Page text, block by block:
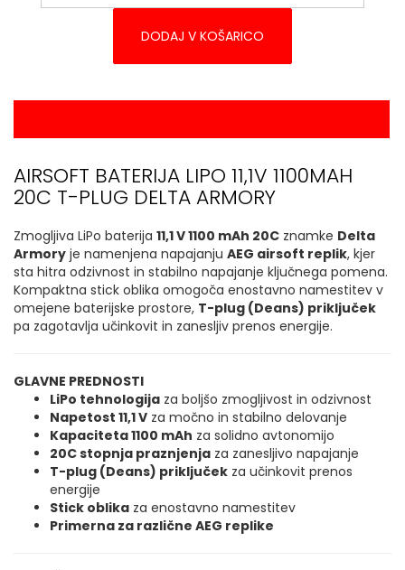
DODAJ V KOŠARICO
AIRSOFT BATERIJA LIPO 11,1V 1100MAH
20C T-PLUG DELTA ARMORY
Zmogljiva LiPo baterija 11,1 V 1100 mAh 20C znamke Delta
Armory je namenjena napajanju AEG airsoft replik, kjer
sta hitra odzivnost in stabilno napajanje ključnega pomena.
Kompaktna stick oblika omogoča enostavno namestitev v
omejene baterijske prostore, T-plug (Deans) priključek
pa zagotavlja učinkovit in zanesljiv prenos energije.
GLAVNE PREDNOSTI
LiPo tehnologija za boljšo zmogljivost in odzivnost
Napetost 11,1 V za močno in stabilno delovanje
Kapaciteta 1100 mAh za solidno avtonomijo
20C stopnja praznjenja za zanesljivo napajanje
T-plug (Deans) priključek za učinkovit prenos
energije
Stick oblika za enostavno namestitev
Primerna za različne AEG replike